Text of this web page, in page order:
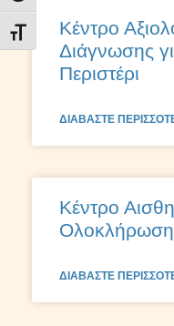
Εναλλαγή Μεγέθους
Κέντρο
Διάγνωσης
Περιστέρι
ΔΙΑΒΆΣΤΕ
Κέντρο
ΔΙΑΒΆΣΤΕ